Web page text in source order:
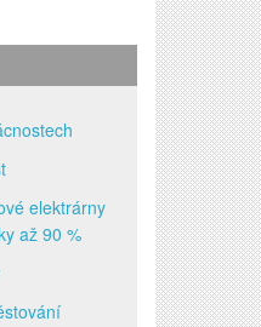
elektrárny
až 90 %